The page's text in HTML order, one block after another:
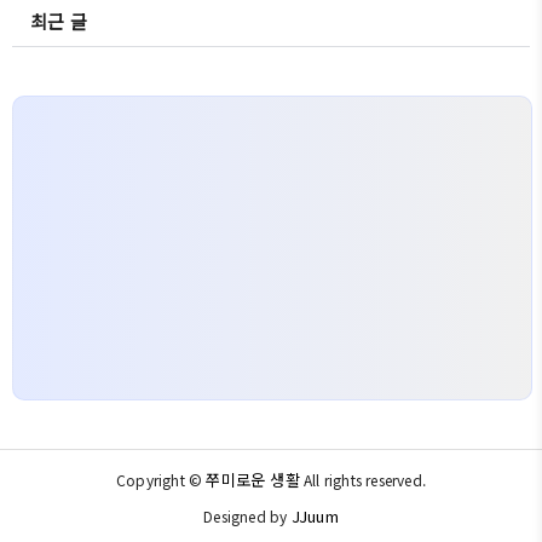
최근 글
Copyright ©쭈미로운 생활All rights reserved.
Designed by JJuum